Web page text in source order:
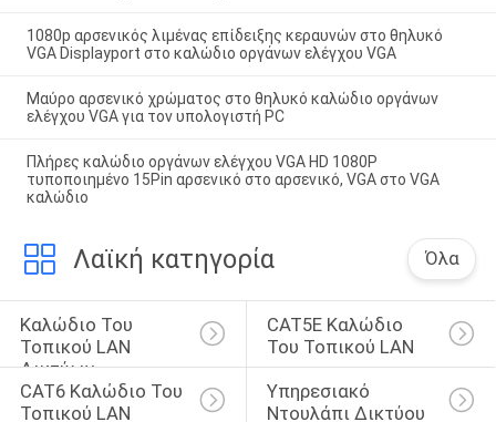
1080p αρσενικός λιμένας επίδειξης κεραυνών στο θηλυκό
VGA Displayport στο καλώδιο οργάνων ελέγχου VGA
Μαύρο αρσενικό χρώματος στο θηλυκό καλώδιο οργάνων
ελέγχου VGA για τον υπολογιστή PC
Πλήρες καλώδιο οργάνων ελέγχου VGA HD 1080P
τυποποιημένο 15Pin αρσενικό στο αρσενικό, VGA στο VGA
καλώδιο
Λαϊκή κατηγορία Όλα
Καλώδιο Του
Τοπικού LAN
Δικτύων
CAT5E Καλώδιο
Του Τοπικού LAN
CAT6 Καλώδιο Του
Τοπικού LAN
Υπηρεσιακό
Ντουλάπι Δικτύου